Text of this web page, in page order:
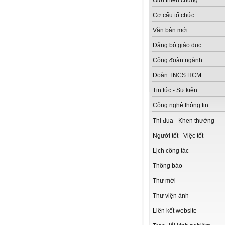
Cơ cấu tổ chức
Văn bản mới
Đảng bộ giáo dục
Công đoàn ngành
Đoàn TNCS HCM
Tin tức - Sự kiện
Công nghệ thông tin
Thi đua - Khen thưởng
Người tốt - Việc tốt
Lịch công tác
Thông báo
Thư mời
Thư viện ảnh
Liên kết website